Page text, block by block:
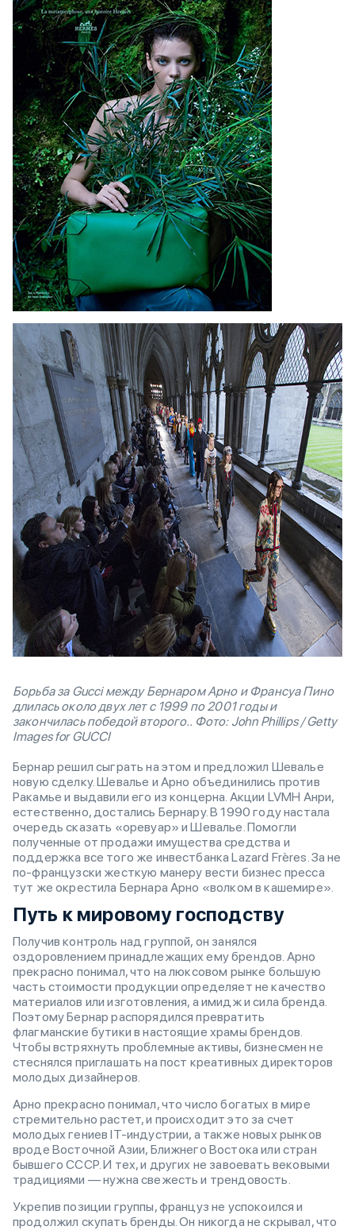
Борьба за Gucci между Бернаром Арно и Франсуа Пино
длилась около двух лет с 1999 по 2001 годы и
закончилась победой второго.. Фото: John Phillips / Getty
Images for GUCCI
Бернар решил сыграть на этом и предложил Шевалье
новую сделку. Шевалье и Арно объединились против
Ракамье и выдавили его из концерна. Акции LVMH Анри,
естественно, достались Бернару. В 1990 году настала
очередь сказать «оревуар» и Шевалье. Помогли
полученные от продажи имущества средства и
поддержка все того же инвестбанка Lazard Frères. За не
по-французски жесткую манеру вести бизнес пресса
тут же окрестила Бернара Арно «волком в кашемире».
Путь к мировому господству
Получив контроль над группой, он занялся
оздоровлением принадлежащих ему брендов. Арно
прекрасно понимал, что на люксовом рынке большую
часть стоимости продукции определяет не качество
материалов или изготовления, а имидж и сила бренда.
Поэтому Бернар распорядился превратить
флагманские бутики в настоящие храмы брендов.
Чтобы встряхнуть проблемные активы, бизнесмен не
стеснялся приглашать на пост креативных директоров
молодых дизайнеров.
Арно прекрасно понимал, что число богатых в мире
стремительно растет, и происходит это за счет
молодых гениев IT-индустрии, а также новых рынков
вроде Восточной Азии, Ближнего Востока или стран
бывшего СССР. И тех, и других не завоевать вековыми
традициями — нужна свежесть и трендовость.
Укрепив позиции группы, француз не успокоился и
продолжил скупать бренды. Он никогда не скрывал, что